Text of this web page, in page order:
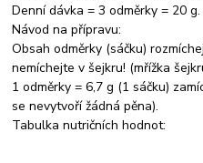
Denní dávka = 3 odměrky = 20 g.
Návod na přípravu:
Obsah odměrky (sáčku)
nemíchejte v šejkru! (mřížka
1 odměrky = 6,7 g (1 sáčku)
se nevytvoří žádná pěna).
Tabulka nutričních hodnot: